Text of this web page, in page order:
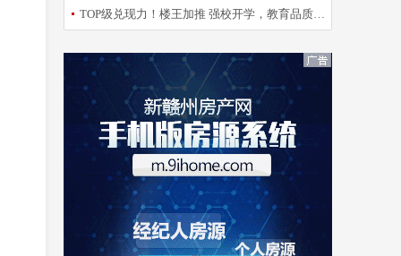
TOP级兑现力！楼王加推 强校开学，教育品质再升级！